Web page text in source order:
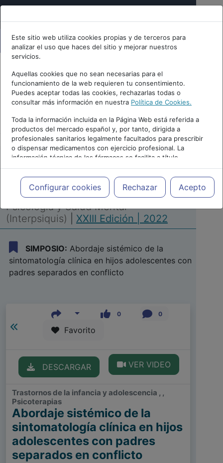
Este sitio web utiliza cookies propias y de terceros para
analizar el uso que haces del sitio y mejorar nuestros
servicios.
Aquellas cookies que no sean necesarias para el
funcionamiento de la web requieren tu consentimiento.
Puedes aceptar todas las cookies, rechazarlas todas o
consultar más información en nuestra Política de Cookies.
Toda la información incluida en la Página Web está referida a
productos del mercado español y, por tanto, dirigida a
profesionales sanitarios legalmente facultados para prescribir
o dispensar medicamentos con ejercicio profesional. La
información técnica de los fármacos se facilita a título
meramente informativo, siendo responsabilidad de los
profesionales facultados prescribir medicamentos y decidir, en
cada caso concreto, el tratamiento más adecuado a las
necesidades del paciente.
Configurar cookies Rechazar Acepto
Repositorio de Artículos |Congreso
Virtual Internacional de Psiquiatría,
Psicología y Salud Mental
(Interpsiquis)
XXIII Edición | 2022
SIMPOSIO: Abordaje sistémico de la
sintomatología clínica en hijos adolescentes con
padres separados en conflicto
0 0
Favorito
DESCARGAR VER VIDEO
Trastornos de la infancia y adolescencia , ,
Psicoterapias
Abordaje sistémico de la
sintomatología clínica en hijos
adolescentes con padres
separados en conflicto